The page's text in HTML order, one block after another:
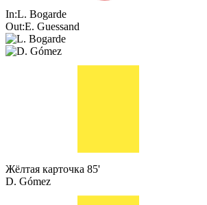
In:L. Bogarde
Out:E. Guessand
Жёлтая карточка 85'
D. Gómez